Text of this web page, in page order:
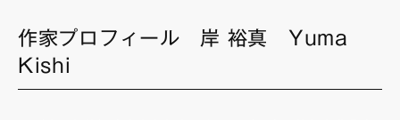
作家プロフィール 岸 裕真 Yuma
Kishi